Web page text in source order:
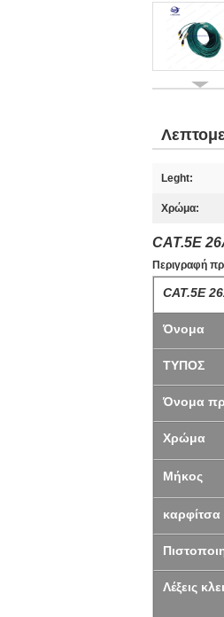
Leght:
Χρώμα:
CAT.5E
Περιγραφή
CAT.5E
Όνομα
ΤΥΠΟΣ
Όνομα
Χρώμα
Μήκος
καρφίτσα
Λέξεις